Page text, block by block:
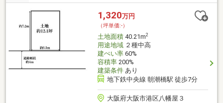
1,320万円
（坪単価:-）
土地面積40.21m2
用途地域２種中高
建ぺい率60%
容積率200%
建築条件あり
地下鉄中央線 朝潮橋駅 徒歩7分
大阪府大阪市港区八幡屋３